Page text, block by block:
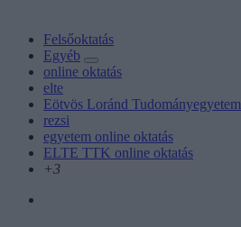
Felsőoktatás
Egyéb
online oktatás
elte
Eötvös Loránd Tudományegyetem
rezsi
egyetem online oktatás
ELTE TTK online oktatás
+3